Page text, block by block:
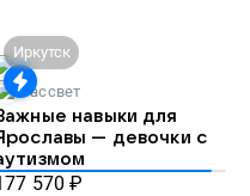
Иркутск
Рассвет
навыки для
— девочки с
570 ₽